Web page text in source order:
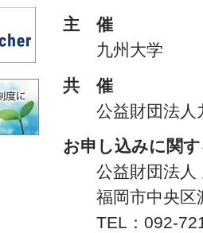
主 催
九州大学
共 催
公益財団法人
お申し込みに関
公益財団法人
福岡市中央区
TEL：092-